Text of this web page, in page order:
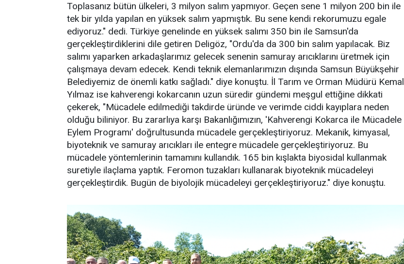
Toplasanız bütün ülkeleri, 3 milyon salım yapmıyor. Geçen sene 1 milyon 200 bin ile
tek bir yılda yapılan en yüksek salım yapmıştık. Bu sene kendi rekorumuzu egale
ediyoruz." dedi. Türkiye genelinde en yüksek salımı 350 bin ile Samsun'da
gerçekleştirdiklerini dile getiren Deligöz, "Ordu'da da 300 bin salım yapılacak. Biz
salımı yaparken arkadaşlarımız gelecek senenin samuray arıcıklarını üretmek için
çalışmaya devam edecek. Kendi teknik elemanlarımızın dışında Samsun Büyükşehir
Belediyemiz de önemli katkı sağladı." diye konuştu. İl Tarım ve Orman Müdürü Kemal
Yılmaz ise kahverengi kokarcanın uzun süredir gündemi meşgul ettiğine dikkati
çekerek, "Mücadele edilmediği takdirde üründe ve verimde ciddi kayıplara neden
olduğu biliniyor. Bu zararlıya karşı Bakanlığımızın, 'Kahverengi Kokarca ile Mücadele
Eylem Programı' doğrultusunda mücadele gerçekleştiriyoruz. Mekanik, kimyasal,
biyoteknik ve samuray arıcıkları ile entegre mücadele gerçekleştiriyoruz. Bu
mücadele yöntemlerinin tamamını kullandık. 165 bin kışlakta biyosidal kullanmak
suretiyle ilaçlama yaptık. Feromon tuzakları kullanarak biyoteknik mücadeleyi
gerçekleştirdik. Bugün de biyolojik mücadeleyi gerçekleştiriyoruz." diye konuştu.